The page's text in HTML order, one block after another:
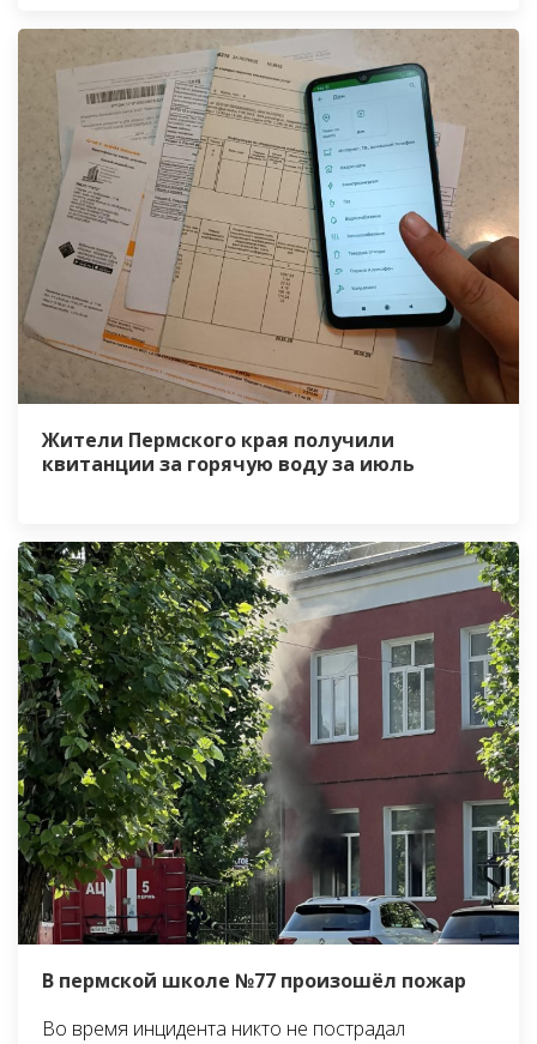
Жители Пермского края получили
квитанции за горячую воду за июль
В пермской школе №77 произошёл пожар
Во время инцидента никто не пострадал